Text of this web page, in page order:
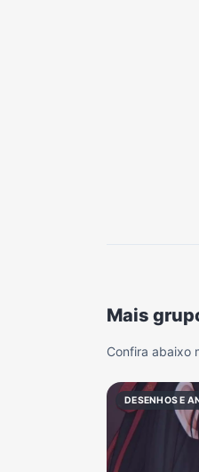
Mais
Confira abaixo
DESENHOS E